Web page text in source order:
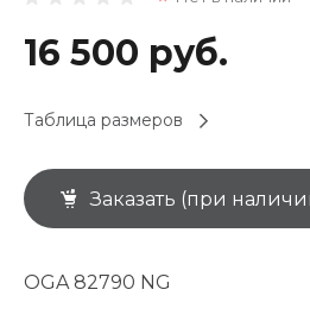
16 500 руб.
Таблица размеров
Заказать (при
OGA 82790 NG